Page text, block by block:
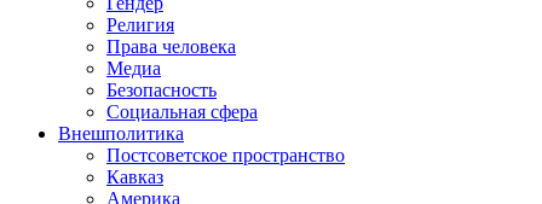
Религия
Права человека
Медиа
Безопасность
Социальная сфера
Внешполитика
Постсоветское пространство
Кавказ
Америка